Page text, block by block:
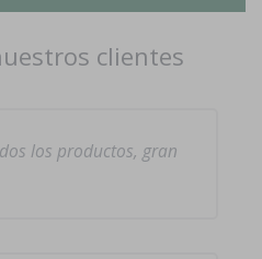
clientes
los productos, gran